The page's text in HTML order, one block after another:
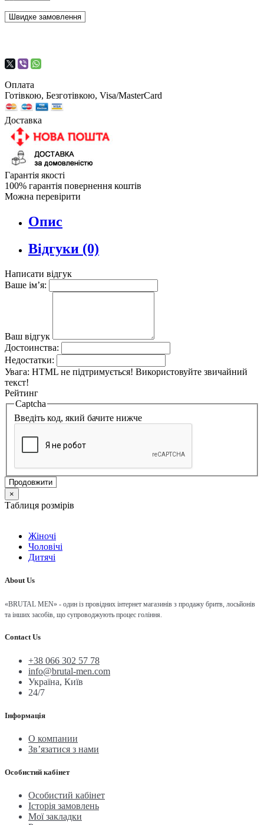
Швидке замовлення
Оплата
Готівкою, Безготівкою, Visa/MasterCard
Доставка
Гарантія якості
100% гарантія повернення коштів
Можна перевірити
Опис
Відгуки (0)
Написати відгук
Ваше ім’я:
Ваш відгук
Достоинства:
Недостатки:
Увага: HTML не підтримується! Використовуйте звичайний
текст!
Рейтинг
Captcha
Введіть код, який бачите нижче
Продовжити
×
Таблиця розмірів
Жіночі
Чоловічі
Дитячі
About Us
«BRUTAL MEN» - один із провідних інтернет магазинів з продажу бритв, лосьйонів
та інших засобів, що супроводжують процес гоління.
Contact Us
+38 066 302 57 78
info@brutal-men.com
Україна, Київ
24/7
Інформація
О компании
Зв’язатися з нами
Особистий кабінет
Особистий кабінет
Історія замовлень
Мої закладки